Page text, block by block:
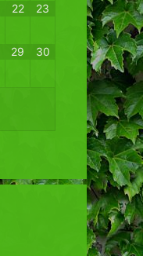
22 23
29 30